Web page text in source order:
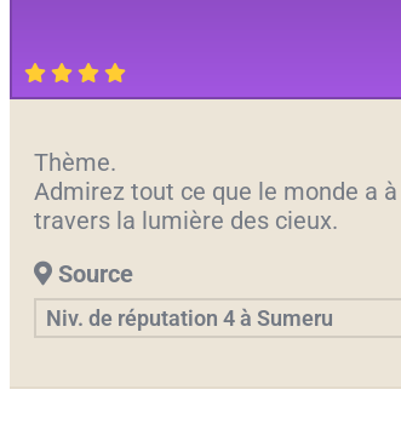
Thème.
Admirez tout ce que le monde a
travers la lumière des cieux.
Source
Niv. de réputation 4 à Sumeru